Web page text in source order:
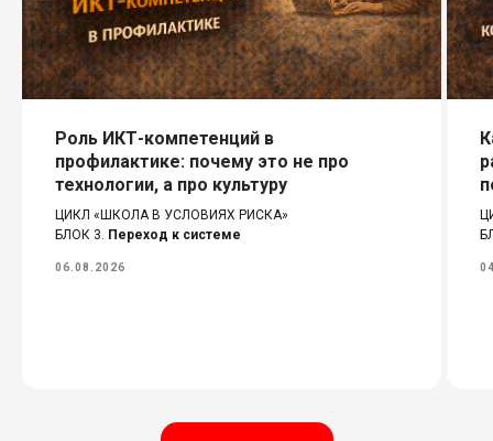
Роль ИКТ-компетенций в
профилактике: почему это не про
технологии, а про культуру
ЦИКЛ «ШКОЛА В УСЛОВИЯХ РИСКА»
БЛОК 3. Переход к системе
06.08.2026